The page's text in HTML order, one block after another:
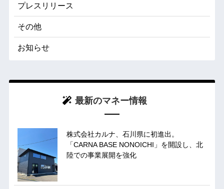
プレスリリース
その他
お知らせ
最新のマネー情報
株式会社カルナ、石川県に初進出。
「CARNA BASE NONOICHI」を開設し、北
陸での事業展開を強化